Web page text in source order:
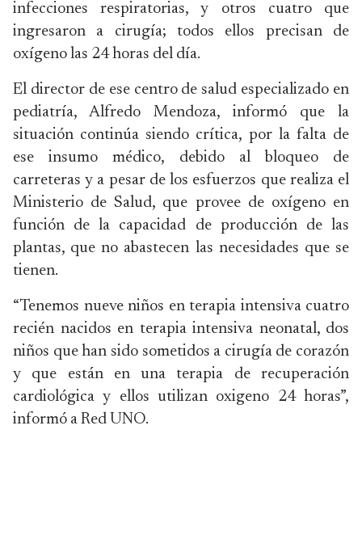
infecciones respiratorias, y otros cuatro que
ingresaron a cirugía; todos ellos precisan de
oxígeno las 24 horas del día.
El director de ese centro de salud especializado en
pediatría, Alfredo Mendoza, informó que la
situación continúa siendo crítica, por la falta de
ese insumo médico, debido al bloqueo de
carreteras y a pesar de los esfuerzos que realiza el
Ministerio de Salud, que provee de oxígeno en
función de la capacidad de producción de las
plantas, que no abastecen las necesidades que se
tienen.
“Tenemos nueve niños en terapia intensiva cuatro
recién nacidos en terapia intensiva neonatal, dos
niños que han sido sometidos a cirugía de corazón
y que están en una terapia de recuperación
cardiológica y ellos utilizan oxigeno 24 horas”,
informó a Red UNO.